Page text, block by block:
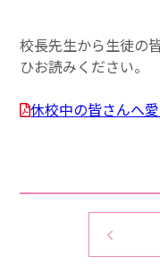
校長先生から生徒の
ひお読みください。
休校中の皆さんへ